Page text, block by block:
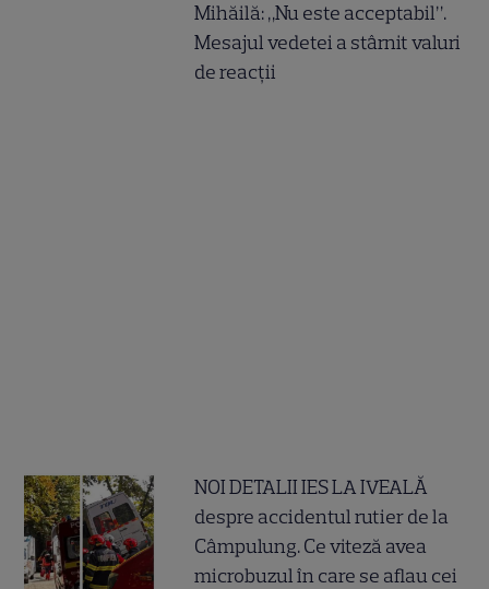
Mihăilă: „Nu este acceptabil”.
Mesajul vedetei a stârnit valuri
de reacții
NOI DETALII IES LA IVEALĂ
despre accidentul rutier de la
Câmpulung. Ce viteză avea
microbuzul în care se aflau cei